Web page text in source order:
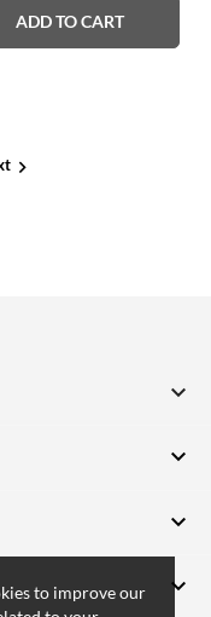
ADD TO CART


to improve our


